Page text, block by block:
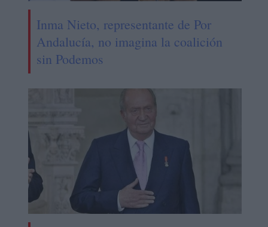
Inma Nieto, representante de Por
Andalucía, no imagina la coalición
sin Podemos